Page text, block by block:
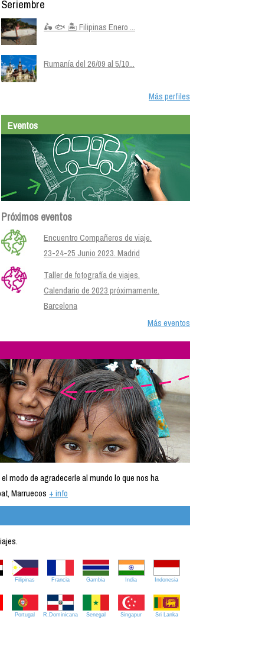
🛵 🐟 🏝️ Filipinas Enero ...
Rumanía del 26/09 al 5/10...
Más perfiles
Eventos
Próximos eventos
Encuentro Compañeros de viaje.
23-24-25 Junio 2023. Madrid
Taller de fotografía de viajes.
Calendario de 2023 próximamente.
Barcelona
Más eventos
modo de agradecerle al mundo lo que nos ha
Marruecos + info
Filipinas Francia Gambia India Indonesia
Portugal R.Dominicana Senegal Singapur Sri Lanka